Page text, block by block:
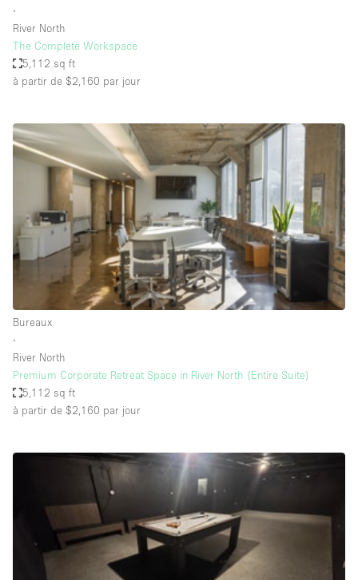
Atelier
Autre
Boutique / Magasin
Boutique en Partage
Bureaux
Camion / Fourgon
Commerce
Container
Entrepôt / Espace Stockage / Box
Espace Atypique / Unique
Espace Publicitaire
Espace Événementiel
Kiosque / Stand / Corner
Lobby / Accueil
Maison / Villa / Hôtel Particulier
Restaurant / Bar / Café
∙
River North
The Complete Workspace
5,112 sq ft
à partir de $2,160 par jour
Bureaux
∙
River North
Premium Corporate Retreat Space in River North (Entire Suite)
5,112 sq ft
à partir de $2,160 par jour